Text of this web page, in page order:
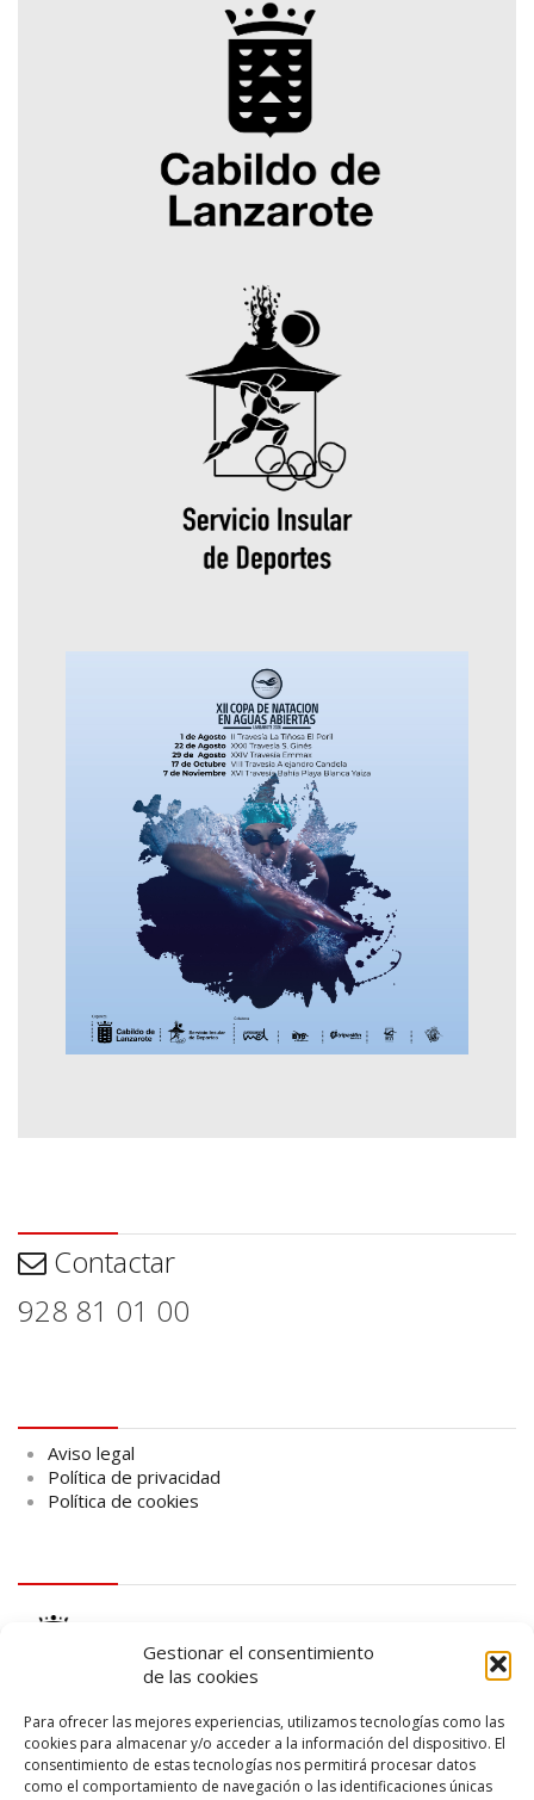
Gestionar el consentimiento
de las cookies
Para ofrecer las mejores experiencias, utilizamos tecnologías como las
cookies para almacenar y/o acceder a la información del dispositivo. El
consentimiento de estas tecnologías nos permitirá procesar datos
como el comportamiento de navegación o las identificaciones únicas
Contactar
928 81 01 00
Aviso legal
Política de privacidad
Política de cookies
logo SID